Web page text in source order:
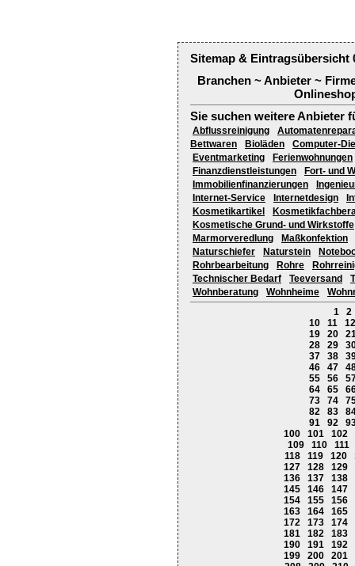
Sitemap & Eintragsübersicht
Branchen ~ Anbieter ~
Sie suchen weitere Anbieter
Abflussreinigung
Bettwaren
Bioläden
Computer-
Eventmarketing
Ferienwohnungen
Finanzdienstleistungen
Fort- und
Immobilienfinanzierungen
Internet-Service
Internetdesign
Kosmetikartikel
Kosmetische Grund- und Wirkstoffe
Marmorveredlung
Maßkonfektion
Naturschiefer
Naturstein
Rohrbearbeitung
Rohre
Technischer Bedarf
Teeversand
Wohnberatung
Wohnheime
1
2
10
11
12
19
20
28
29
37
38
46
47
55
56
64
65
73
74
82
83
91
92
100
101
102
109
110
111
118
119 120
127
128
129
136
137
138
145
146
147
154
155
156
163
164
165
172
173
174
181
182
183
190
191
192
199
200
201